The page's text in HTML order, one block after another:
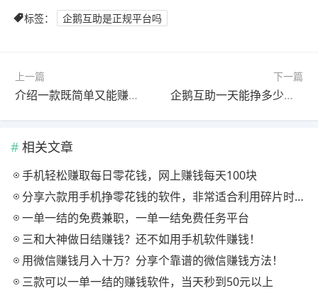
标签： 企鹅互助是正规平台吗
上一篇
介绍一款既简单又能赚钱的小游戏——【俄罗斯方块】
下一篇
企鹅互助一天能挣多少钱？
相关文章
手机轻松赚取每日零花钱，网上赚钱每天100块
分享六款用手机挣零花钱的软件，非常适合利用碎片时间尝试
一单一结的免费兼职，一单一结免费任务平台
三和大神做日结赚钱？还不如用手机软件赚钱！
用微信赚钱月入十万？分享个靠谱的微信赚钱方法！
三款可以一单一结的赚钱软件，当天秒到50元以上